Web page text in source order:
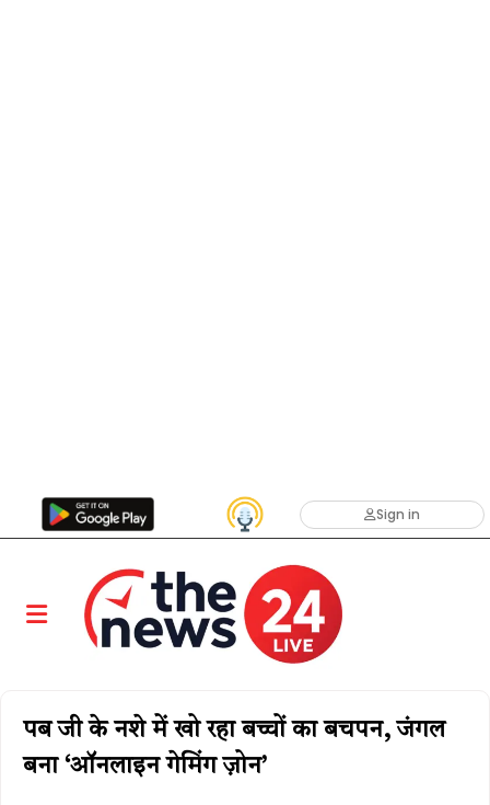
Sign in
पब जी के नशे में खो रहा बच्चों का बचपन, जंगल
बना ‘ऑनलाइन गेमिंग ज़ोन’